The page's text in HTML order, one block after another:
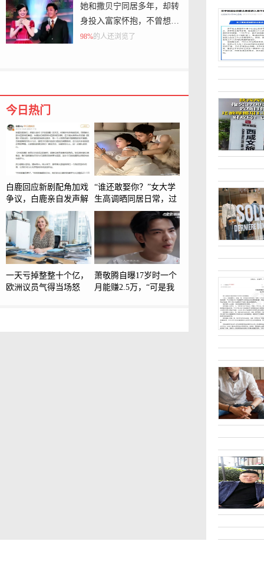
她和撒贝宁同居多年，却转
身投入富家怀抱，不曾想现
在竟沦落至此
98%的人还浏览了
今日热门
白鹿回应新剧配角加戏
争议，白鹿亲自发声解
围：剧组为打磨内容进
行调整很正常
“谁还敢娶你？”女大学
生高调晒同居日常，过
来人说出实话：跟二婚
没区别了
一天亏掉整整十个亿，
欧洲议员气得当场怒
萧敬腾自曝17岁时一个
月能赚2.5万，“可是我